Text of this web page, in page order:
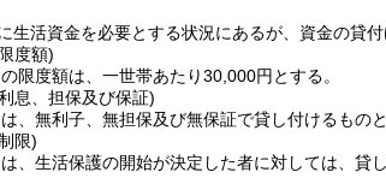
生活資金を必要とする状況にあるが、資金の貸
度額)
限度額は、一世帯あたり30,000円とする。
息、担保及び保証)
、無利子、無担保及び無保証で貸し付けるものと
限)
、生活保護の開始が決定した者に対しては、貸